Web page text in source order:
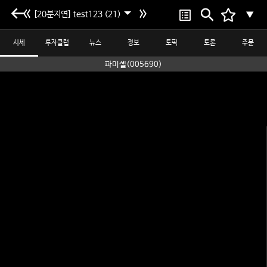
[20분지연] test123 (21) ▼
시세 투자클럽 뉴스 정보 토픽 토론 주문
파미셀(005690)